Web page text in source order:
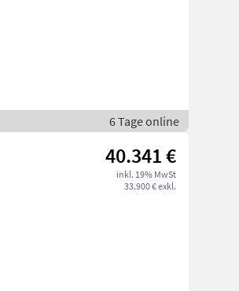
6 Tage online
40.341 €
inkl. 19% MwSt
33.900 € exkl.